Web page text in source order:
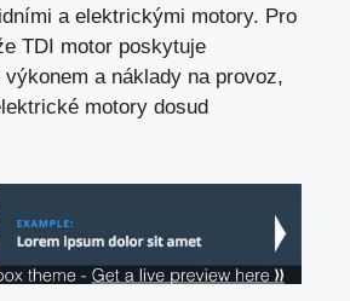
a elektrickými motory. Pro
TDI motor poskytuje
výkonem a náklady na provoz,
motory dosud